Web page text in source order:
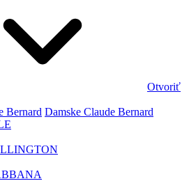
Otvoriť
Bernard Damske Claude Bernard